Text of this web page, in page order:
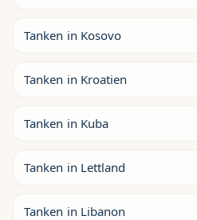
Tanken in Kosovo
Tanken in Kroatien
Tanken in Kuba
Tanken in Lettland
Tanken in Libanon